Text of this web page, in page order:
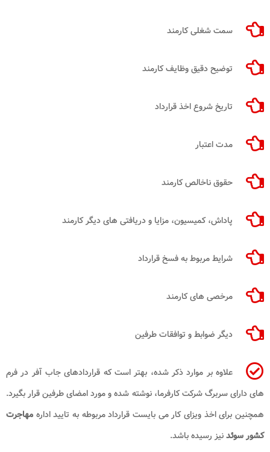
سمت شغلی کارمند
توضیح دقیق وظایف کارمند
تاریخ شروع اخذ قرارداد
مدت اعتبار
حقوق ناخالص کارمند
پاداش، کمیسیون، مزایا و دریافتی ‌های دیگر کارمند
شرایط مربوط به فسخ قرارداد
مرخصی ‌های کارمند
دیگر ضوابط و توافقات طرفین
علاوه بر موارد ذکر شده، بهتر است که قراردادهای جاب ‌آفر در فرم‌
های دارای سربرگ شرکت کارفرما، نوشته شده و مورد امضای طرفین قرار بگیرد.
همچنین برای اخذ ویزای کار می ‌بایست قرارداد مربوطه به تایید اداره مهاجرت
کشور سوئدنیز رسیده باشد.